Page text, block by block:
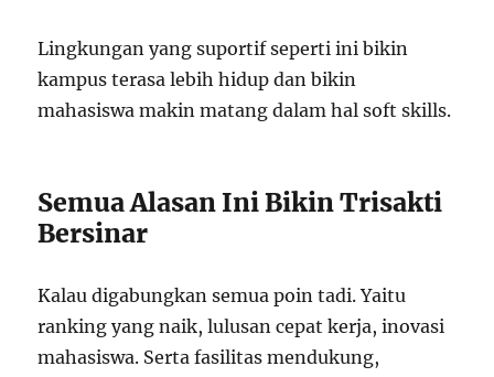
Lingkungan yang suportif seperti ini bikin
kampus terasa lebih hidup dan bikin
mahasiswa makin matang dalam hal soft skills.
Semua Alasan Ini Bikin Trisakti
Bersinar
Kalau digabungkan semua poin tadi. Yaitu
ranking yang naik, lulusan cepat kerja, inovasi
mahasiswa. Serta fasilitas mendukung,